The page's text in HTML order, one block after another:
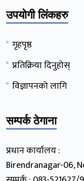
उपयोगी लिंकहरु
गृहपृष्ठ
प्रतिक्रिया दिनुहोस्
विज्ञापनको लागि
सम्पर्क ठेगाना
प्रधान कार्यालय :
Birendranagar-06,